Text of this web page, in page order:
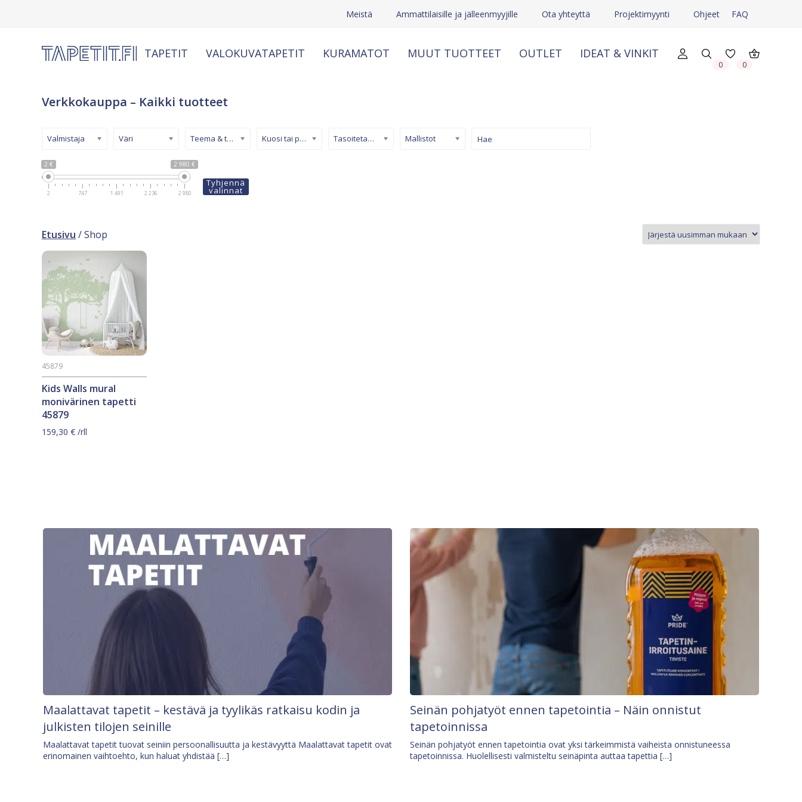
Meistä Ammattilaisille ja jälleenmyyjille Ota yhteyttä Projektimyynti Ohjeet FAQ
TAPETIT VALOKUVATAPETIT KURAMATOT MUUT TUOTTEET OUTLET IDEAT & VINKIT
0 0
Verkkokauppa – Kaikki tuotteet
2 € 2 980 €
2 747 1 491 2 236 2 980
Valmistaja Väri Teema & tyyli Kuosi tai pinta Tasoitetapetti Mallistot
Tyhjennä
valinnat
Etusivu / Shop
Kids Walls mural
monivärinen tapetti
45879
45879
159,30 € /rll
Maalattavat tapetit – kestävä ja tyylikäs ratkaisu kodin ja
julkisten tilojen seinille
Maalattavat tapetit tuovat seiniin persoonallisuutta ja kestävyyttä Maalattavat tapetit ovat
erinomainen vaihtoehto, kun haluat yhdistää […]
Seinän pohjatyöt ennen tapetointia – Näin onnistut
tapetoinnissa
Seinän pohjatyöt ennen tapetointia ovat yksi tärkeimmistä vaiheista onnistuneessa
tapetoinnissa. Huolellisesti valmisteltu seinäpinta auttaa tapettia […]